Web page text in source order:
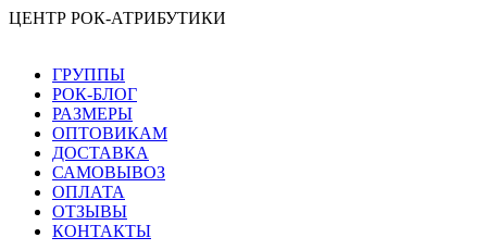
ЦЕНТР РОК-АТРИБУТИКИ
ГРУППЫ
РОК-БЛОГ
РАЗМЕРЫ
ОПТОВИКАМ
ДОСТАВКА
САМОВЫВОЗ
ОПЛАТА
ОТЗЫВЫ
КОНТАКТЫ